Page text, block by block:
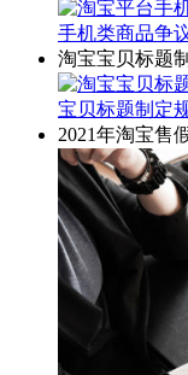
手机类商品争
淘宝宝贝标题
宝贝标题制定
2021年淘宝售